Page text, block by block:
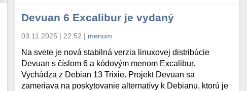
Devuan 6 Excalibur je vydaný
03.11.2025 | 22:52 | menom
Na svete je nová stabilná verzia linuxovej distribúcie
Devuan s číslom 6 a kódovým menom Excalibur.
Vychádza z Debian 13 Trixie. Projekt Devuan sa
zameriava na poskytovanie alternatívy k Debianu, ktorú je